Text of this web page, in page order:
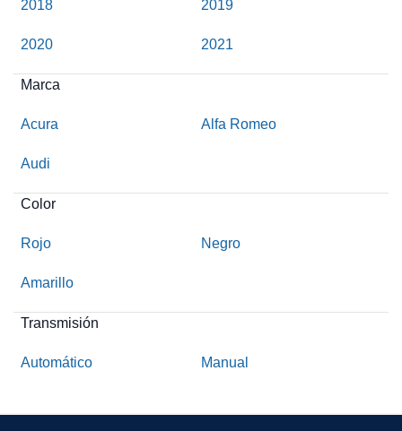
2018 2019
2020 2021
Marca
Acura Alfa Romeo
Audi
Color
Rojo Negro
Amarillo
Transmisión
Automático Manual